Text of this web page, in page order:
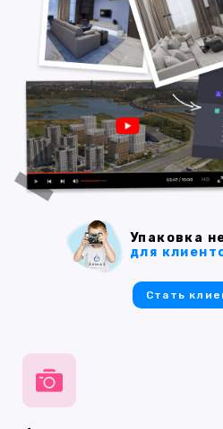
Упаковка
для
Стать